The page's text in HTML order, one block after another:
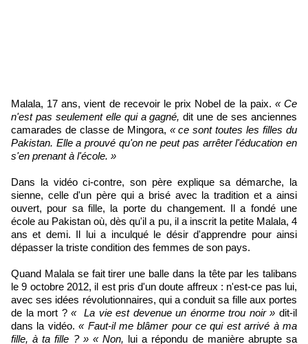
Malala, 17 ans, vient de recevoir le prix Nobel de la paix. « Ce
n'est pas seulement elle qui a gagné, dit une de ses anciennes
camarades de classe de Mingora, « ce sont toutes les filles du
Pakistan. Elle a prouvé qu'on ne peut pas arrêter l'éducation en
s'en prenant à l'école. »
Dans la vidéo ci-contre, son père explique sa démarche, la
sienne, celle d'un père qui a brisé avec la tradition et a ainsi
ouvert, pour sa fille, la porte du changement. Il a fondé une
école au Pakistan où, dès qu'il a pu, il a inscrit la petite Malala, 4
ans et demi. Il lui a inculqué le désir d'apprendre pour ainsi
dépasser la triste condition des femmes de son pays.
Quand Malala se fait tirer une balle dans la tête par les talibans
le 9 octobre 2012, il est pris d'un doute affreux : n'est-ce pas lui,
avec ses idées révolutionnaires, qui a conduit sa fille aux portes
de la mort ?« La vie est devenue un énorme trou noir » dit-il
dans la vidéo.« Faut-il me blâmer pour ce qui est arrivé à ma
fille, à ta fille ? » « Non, lui a répondu de manière abrupte sa